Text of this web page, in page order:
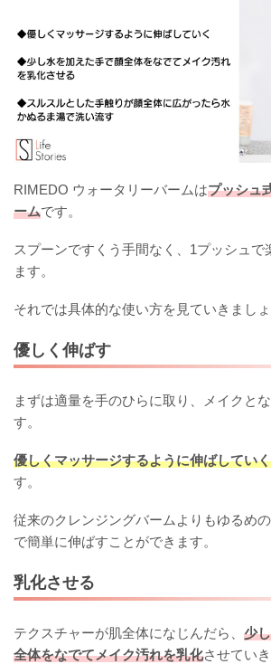
RIMEDO ウォータリーバームはプッシュ
ームです。
スプーンですくう手間なく、1プッシュで
ます。
それでは具体的な使い方を見ていきましょ
優しく伸ばす
まずは適量を手のひらに取り、メイクと
す。
優しくマッサージするように伸ばしていく
す。
従来のクレンジングバームよりもゆるめ
で簡単に伸ばすことができます。
乳化させる
テクスチャーが肌全体になじんだら、 少
全体をなでてメイク汚れを乳化させていき